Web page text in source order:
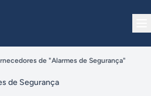
de "Alarmes de Segurança"
de Segurança